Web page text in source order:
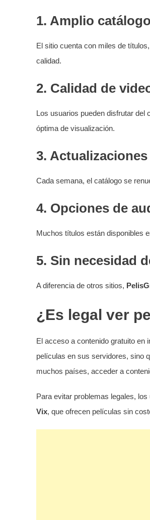
1. Amplio
El sitio cuenta con miles de
calidad.
2. Calidad de
Los usuarios pueden disfrutar del
óptima de visualización.
3.
Cada semana, el catálogo se
4. Opciones de
Muchos títulos están disponibles
5. Sin necesidad
A diferencia de otros sitios,
¿Es legal ver
El acceso a contenido gratuito en
películas en sus servidores, sino
muchos países, acceder a
Para evitar problemas legales,
Vix, que ofrecen películas sin